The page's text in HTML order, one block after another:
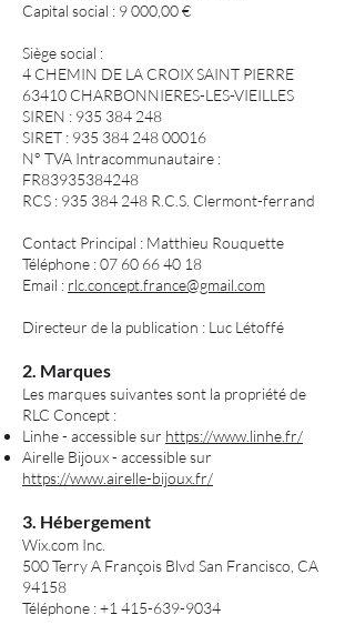
Capital social : 9 000,00 €
Siège social :
4 CHEMIN DE LA CROIX SAINT PIERRE
63410 CHARBONNIERES-LES-VIEILLES
SIREN : 935 384 248
SIRET : 935 384 248 00016
N° TVA Intracommunautaire :
FR83935384248
RCS : 935 384 248 R.C.S. Clermont-ferrand
Contact Principal : Matthieu Rouquette
Téléphone : 07 60 66 40 18
Email : rlc.concept.france@gmail.com
Directeur de la publication : Luc Létoffé
2. Marques
Les marques suivantes sont la propriété de
RLC Concept :
Linhe - accessible sur https://www.linhe.fr/
Airelle Bijoux - accessible sur
https://www.airelle-bijoux.fr/
3. Hébergement
Wix.com Inc.
500 Terry A François Blvd San Francisco, CA
94158
Téléphone : +1 415-639-9034